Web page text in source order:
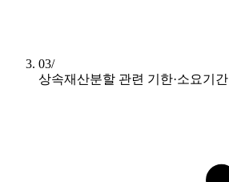
03/
상속재산분할 관련 기한·소요기간